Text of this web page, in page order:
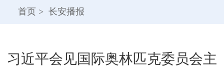
首页 > 长安播报
习近平会见国际奥林匹克委员会主